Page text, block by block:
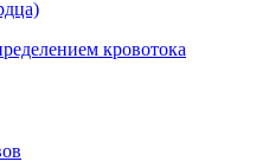
кровотока